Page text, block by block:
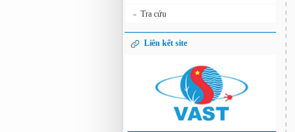
» Tra cứu
Liên kết site